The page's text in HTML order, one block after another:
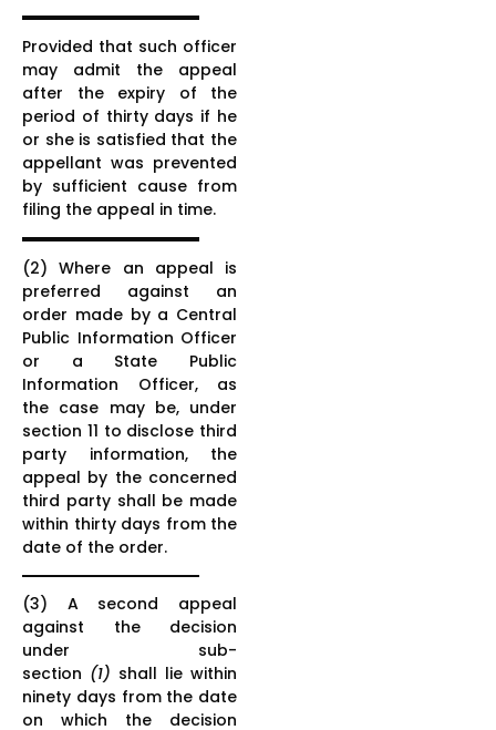
Provided that such officer
may admit the appeal
after the expiry of the
period of thirty days if he
or she is satisfied that the
appellant was prevented
by sufficient cause from
filing the appeal in time.
(2) Where an appeal is
preferred against an
order made by a Central
Public Information Officer
or a State Public
Information Officer, as
the case may be, under
section 11 to disclose third
party information, the
appeal by the concerned
third party shall be made
within thirty days from the
date of the order.
(3) A second appeal
against the decision
under sub-
section (1) shall lie within
ninety days from the date
on which the decision